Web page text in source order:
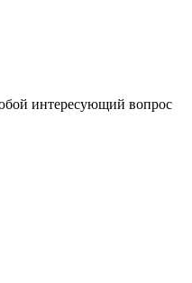
интересующий вопрос